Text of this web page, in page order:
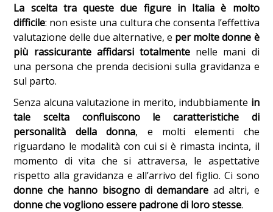
La scelta tra queste due figure in Italia è molto
difficile: non esiste una cultura che consenta l’effettiva
valutazione delle due alternative, e per molte donne è
più rassicurante affidarsi totalmente nelle mani di
una persona che prenda decisioni sulla gravidanza e
sul parto.
Senza alcuna valutazione in merito, indubbiamente in
tale scelta confluiscono le caratteristiche di
personalità della donna, e molti elementi che
riguardano le modalità con cui si è rimasta incinta, il
momento di vita che si attraversa, le aspettative
rispetto alla gravidanza e all’arrivo del figlio. Ci sono
donne che hanno bisogno di demandare ad altri, e
donne che vogliono essere padrone di loro stesse.